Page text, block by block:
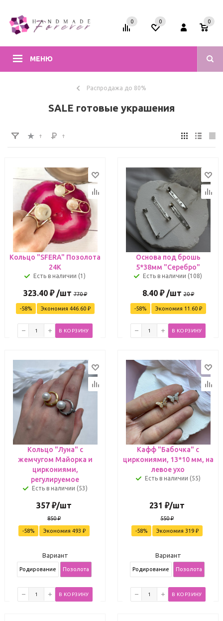
МЕНЮ
0 0 0
Распродажа до 80%
SALE готовые украшения
Кольцо "SFERA" Позолота
24К
Есть в наличии (1)
323.40₽ /шт 770₽
-58% Экономия 446.60₽
В КОРЗИНУ
Основа под брошь
5*38мм "Серебро"
Есть в наличии (108)
8.40₽ /шт 20₽
-58% Экономия 11.60₽
В КОРЗИНУ
Кольцо "Луна" с
жемчугом Майорка и
циркониями,
регулируемое
Есть в наличии (53)
357 ₽/шт
850₽
-58% Экономия 493 ₽
Вариант
Родирование Позолота
В КОРЗИНУ
Кафф "Бабочка" с
циркониями, 13*10 мм, на
левое ухо
Есть в наличии (55)
231 ₽/шт
550₽
-58% Экономия 319 ₽
Вариант
Родирование Позолота
В КОРЗИНУ